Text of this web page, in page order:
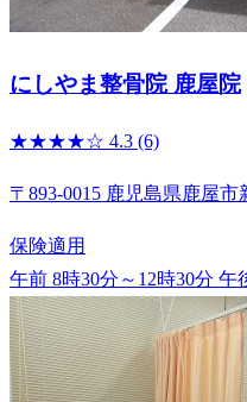
にしやま整骨院 鹿屋院
★★★★☆ 4.3 (6)
〒893-0015 鹿児島県鹿屋市
保険適用
午前 8時30分～12時30分 午